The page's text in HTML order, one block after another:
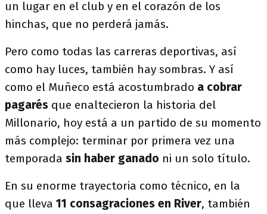
un lugar en el club y en el corazón de los
hinchas, que no perderá jamás.
Pero como todas las carreras deportivas, así
como hay luces, también hay sombras. Y así
como el Muñeco está acostumbrado a cobrar
pagarés que enaltecieron la historia del
Millonario, hoy está a un partido de su momento
más complejo: terminar por primera vez una
temporada sin haber ganado ni un solo título.
En su enorme trayectoria como técnico, en la
que lleva 11 consagraciones en River, también